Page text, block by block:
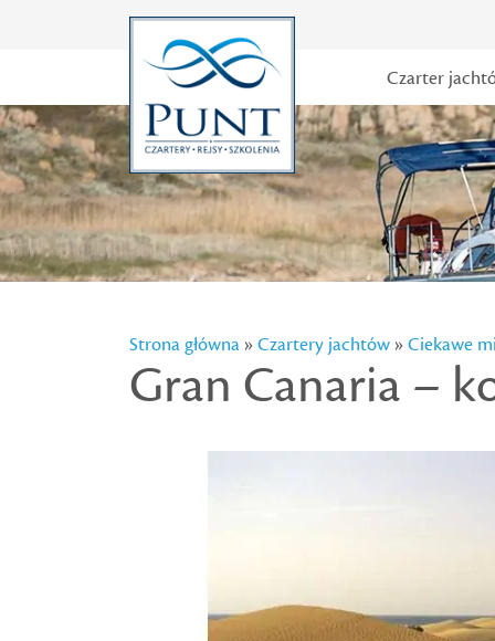
Czarter
Strona główna»Czartery jachtów»Ciekawe
Gran Canaria –